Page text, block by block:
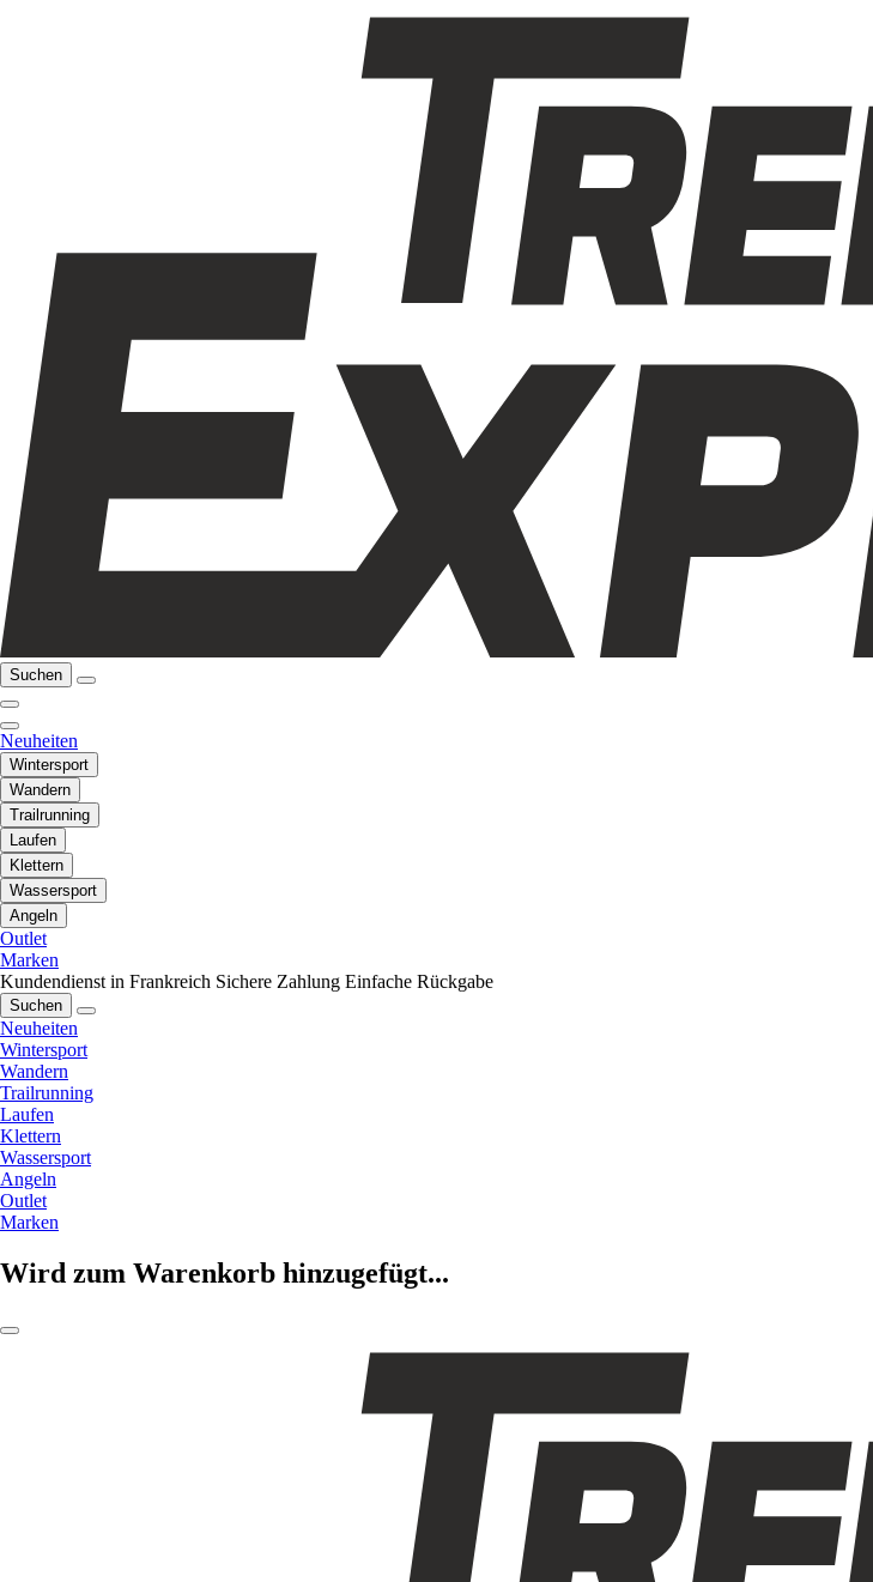
Suchen
Neuheiten
Wintersport
Wandern
Trailrunning
Laufen
Klettern
Wassersport
Angeln
Outlet
Marken
Kundendienst in Frankreich Sichere Zahlung Einfache Rückgabe
Suchen
Neuheiten
Wintersport
Wandern
Trailrunning
Laufen
Klettern
Wassersport
Angeln
Outlet
Marken
Wird zum Warenkorb hinzugefügt...